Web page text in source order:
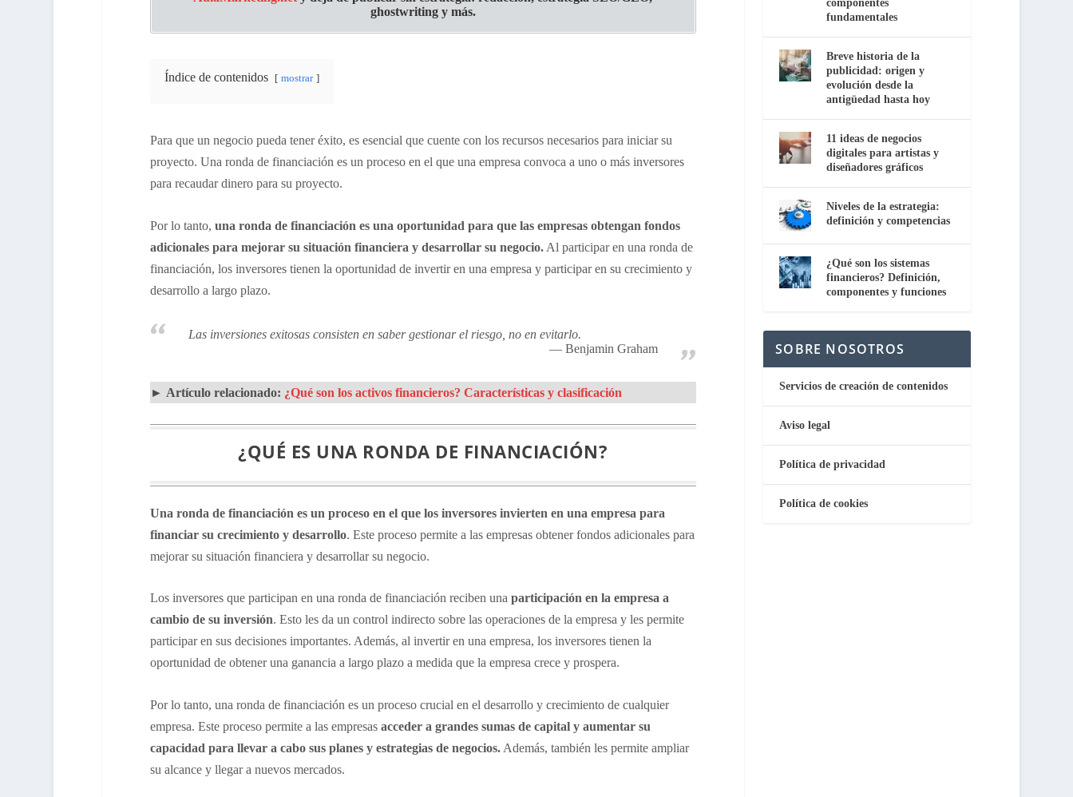
ghostwriting y más.
Índice de contenidos mostrar
Para que un negocio pueda tener éxito, es esencial que cuente con los recursos necesarios para iniciar su
proyecto. Una ronda de financiación es un proceso en el que una empresa convoca a uno o más inversores
para recaudar dinero para su proyecto.
Por lo tanto, una ronda de financiación es una oportunidad para que las empresas obtengan fondos
adicionales para mejorar su situación financiera y desarrollar su negocio.Al participar en una ronda de
financiación, los inversores tienen la oportunidad de invertir en una empresa y participar en su crecimiento y
desarrollo a largo plazo.
Las inversiones exitosas consisten en saber gestionar el riesgo, no en evitarlo.
Benjamin Graham
► Artículo relacionado: ¿Qué son los activos financieros? Características y clasificación
¿QUÉ ES UNA RONDA DE FINANCIACIÓN?
Una ronda de financiación es un proceso en el que los inversores invierten en una empresa para
financiar su crecimiento y desarrollo. Este proceso permite a las empresas obtener fondos adicionales para
mejorar su situación financiera y desarrollar su negocio.
Los inversores que participan en una ronda de financiación reciben una participación en la empresa a
cambio de su inversión. Esto les da un control indirecto sobre las operaciones de la empresa y les permite
participar en sus decisiones importantes. Además, al invertir en una empresa, los inversores tienen la
oportunidad de obtener una ganancia a largo plazo a medida que la empresa crece y prospera.
Por lo tanto, una ronda de financiación es un proceso crucial en el desarrollo y crecimiento de cualquier
empresa. Este proceso permite a las empresas acceder a grandes sumas de capital y aumentar su
capacidad para llevar a cabo sus planes y estrategias de negocios.Además, también les permite ampliar
su alcance y llegar a nuevos mercados.
componentes
fundamentales
Breve historia de la
publicidad: origen y
evolución desde la
antigüedad hasta hoy
11 ideas de negocios
digitales para artistas y
diseñadores gráficos
Niveles de la estrategia:
definición y competencias
¿Qué son los sistemas
financieros? Definición,
componentes y funciones
SOBRE NOSOTROS
Servicios de creación de contenidos
Aviso legal
Política de privacidad
Política de cookies